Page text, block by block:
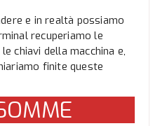
e in realtà possiamo
recuperiamo le
chiavi della macchina e,
finite queste